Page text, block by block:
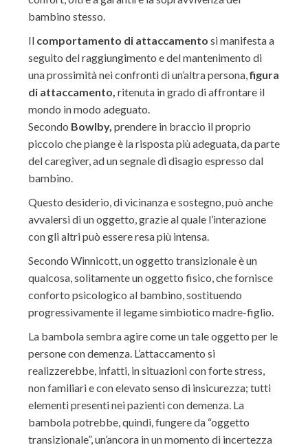
bambino stesso.
Il comportamento di attaccamento si manifesta a
seguito del raggiungimento e del mantenimento di
una prossimità nei confronti di un’altra persona,figura
di attaccamento, ritenuta in grado di affrontare il
mondo in modo adeguato.
Secondo Bowlby, prendere in braccio il proprio
piccolo che piange è la risposta più adeguata, da parte
del caregiver, ad un segnale di disagio espresso dal
bambino.
Questo desiderio, di vicinanza e sostegno, può anche
avvalersi di un oggetto, grazie al quale l’interazione
con gli altri può essere resa più intensa.
Secondo Winnicott, un oggetto transizionale è un
qualcosa, solitamente un oggetto fisico, che fornisce
conforto psicologico al bambino, sostituendo
progressivamente il legame simbiotico madre-figlio.
La bambola sembra agire come un tale oggetto per le
persone con demenza. L’attaccamento si
realizzerebbe, infatti, in situazioni con forte stress,
non familiari e con elevato senso di insicurezza; tutti
elementi presenti nei pazienti con demenza. La
bambola potrebbe, quindi, fungere da “oggetto
transizionale”, un’ancora in un momento di incertezza